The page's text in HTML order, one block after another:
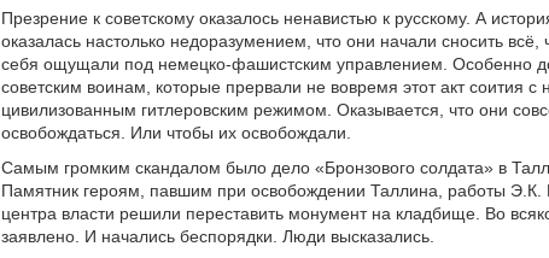
Презрение к советскому оказалось ненавистью к русскому. А
оказалась настолько недоразумением, что они начали сносить всё,
себя ощущали под немецко-фашистским управлением. Особенно
советским воинам, которые прервали не вовремя этот акт соития
цивилизованным гитлеровским режимом. Оказывается, что они
освобождаться. Или чтобы их освобождали.
Самым громким скандалом было дело «Бронзового солдата» в
Памятник героям, павшим при освобождении Таллина, работы Э.К.
центра власти решили переставить монумент на кладбище. Во
заявлено. И начались беспорядки. Люди высказались.